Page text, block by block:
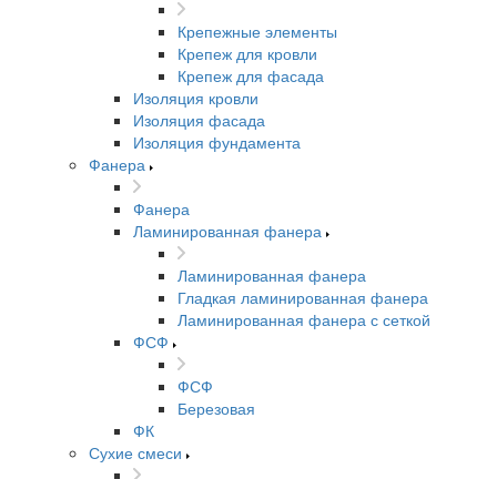
Крепежные элементы
Крепеж для кровли
Крепеж для фасада
Изоляция кровли
Изоляция фасада
Изоляция фундамента
Фанера
Фанера
Ламинированная фанера
Ламинированная фанера
Гладкая ламинированная фанера
Ламинированная фанера с сеткой
ФСФ
ФСФ
Березовая
ФК
Сухие смеси